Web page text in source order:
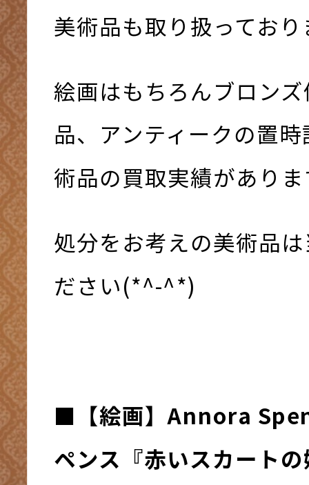
美術品も取り扱っており
絵画はもちろんブロン
品、アンティークの置
術品の買取実績があり
処分をお考えの美術品
ださい(*^-^*)
■ 【絵画】Annora
ペンス『赤いスカート